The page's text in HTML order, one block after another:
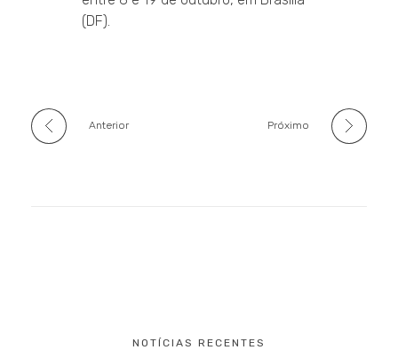
(DF).
Anterior Próximo
NOTÍCIAS RECENTES